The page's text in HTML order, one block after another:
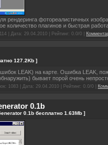
рендеринга фотореалистичных
количество плагинов и быстрая
| Дата: 29.04.2010 | Рейтинг: 0.0/0 |
127.2Kb ]
LEAK) на карте. Ошибка LEAK,
бывает порой очень
1083 | Дата: 29.04.2010 | Рейтинг: 0.0/0 |
0.1b
0.1b бесплатно 1.63Mb ]